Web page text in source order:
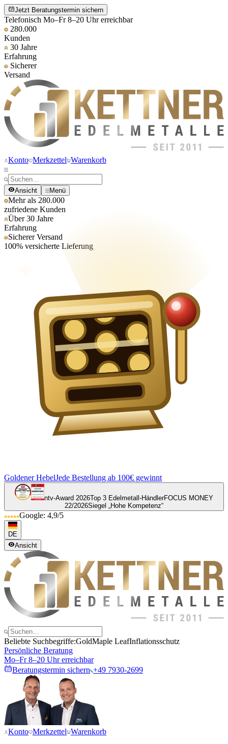
Jetzt Beratungstermin sichern
Telefonisch Mo–Fr 8–20 Uhr erreichbar
280.000
Kunden
30 Jahre
Erfahrung
Sicherer
Versand
Konto Merkzettel Warenkorb
Ansicht Menü
Mehr als 280.000
zufriedene Kunden
Über 30 Jahre
Erfahrung
Sicherer Versand
100% versicherte Lieferung
Goldener HebelJede Bestellung ab 100€ gewinnt
ntv-Award 2026Top 3 Edelmetall-HändlerFOCUS MONEY
22/2026Siegel „Hohe Kompetenz“
Google: 4,9/5
DE
Ansicht
Beliebte Suchbegriffe:GoldMaple LeafInflationsschutz
Persönliche Beratung
Mo–Fr 8–20 Uhr erreichbar
Beratungstermin sichern +49 7930-2699
Konto Merkzettel Warenkorb